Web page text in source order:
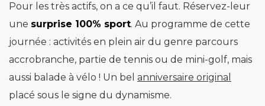
Pour les très actifs, on a ce qu’il faut. Réservez-leur
une surprise 100% sport. Au programme de cette
journée : activités en plein air du genre parcours
accrobranche, partie de tennis ou de mini-golf, mais
aussi balade à vélo ! Un bel anniversaire original
placé sous le signe du dynamisme.